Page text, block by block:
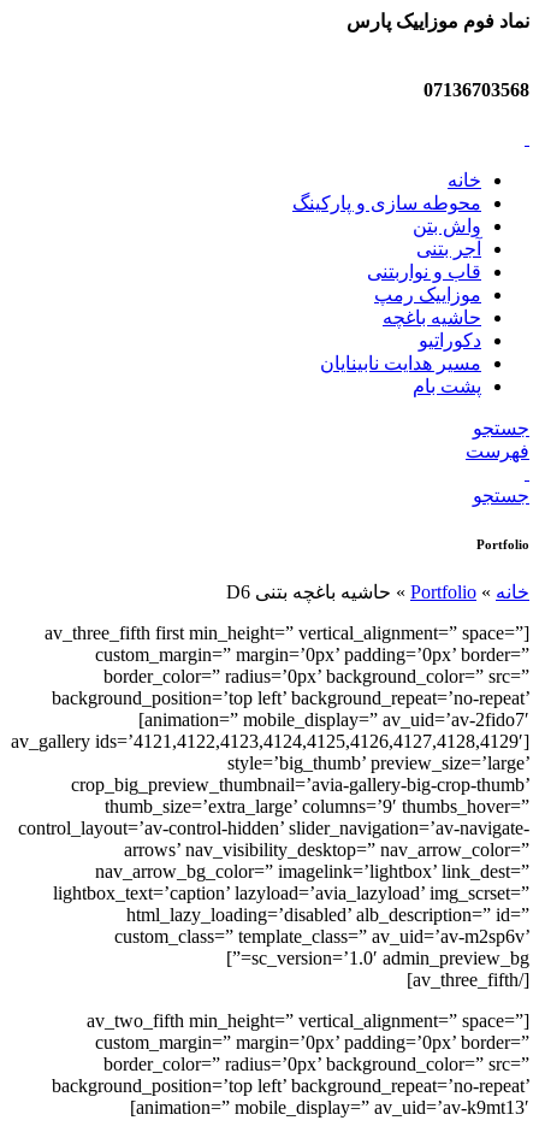
نماد فوم موزاییک پارس
07136703568
خانه
محوطه سازی و پارکینگ
واش بتن
آجر بتنی
قاب و نواربتنی
موزاییک رمپ
حاشیه باغچه
دکوراتیو
مسیر هدایت نابینایان
پشت بام
جستجو
فهرست
جستجو
Portfolio
خانه »
Portfolio
» حاشیه باغچه بتنی D6
[av_three_fifth first min_height=” vertical_alignment=” space=”
custom_margin=” margin=’0px’ padding=’0px’ border=”
border_color=” radius=’0px’ background_color=” src=”
background_position=’top left’ background_repeat=’no-repeat’
animation=” mobile_display=” av_uid=’av-2fido7′]
[av_gallery ids=’4121,4122,4123,4124,4125,4126,4127,4128,4129′
style=’big_thumb’ preview_size=’large’
crop_big_preview_thumbnail=’avia-gallery-big-crop-thumb’
thumb_size=’extra_large’ columns=’9′ thumbs_hover=”
control_layout=’av-control-hidden’ slider_navigation=’av-navigate-
arrows’ nav_visibility_desktop=” nav_arrow_color=”
nav_arrow_bg_color=” imagelink=’lightbox’ link_dest=”
lightbox_text=’caption’ lazyload=’avia_lazyload’ img_scrset=”
html_lazy_loading=’disabled’ alb_description=” id=”
custom_class=” template_class=” av_uid=’av-m2sp6v’
sc_version=’1.0′ admin_preview_bg=”]
[/av_three_fifth]
[av_two_fifth min_height=” vertical_alignment=” space=”
custom_margin=” margin=’0px’ padding=’0px’ border=”
border_color=” radius=’0px’ background_color=” src=”
background_position=’top left’ background_repeat=’no-repeat’
animation=” mobile_display=” av_uid=’av-k9mt13′]